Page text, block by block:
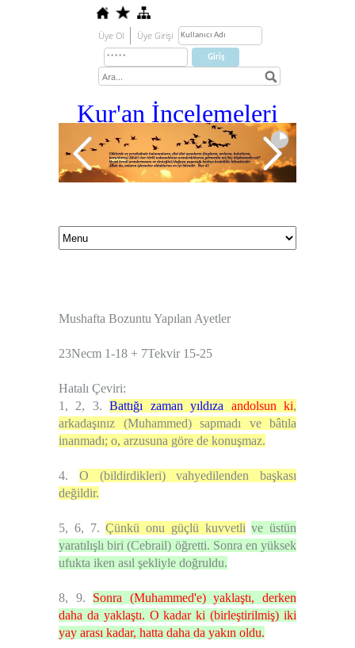
Üye Ol Üye Girişi
Kur'an İncelemeleri
Mushafta Bozuntu Yapılan Ayetler
23Necm 1-18 + 7Tekvir 15-25
Hatalı Çeviri:
1, 2, 3.Battığı zaman yıldıza andolsun ki,
arkadaşınız (Muhammed) sapmadı ve bâtıla
inanmadı; o, arzusuna göre de konuşmaz.
4. O (bildirdikleri) vahyedilenden başkası
değildir.
5, 6, 7.Çünkü onu güçlü kuvvetli ve üstün
yaratılışlı biri (Cebrail) öğretti. Sonra en yüksek
ufukta iken asıl şekliyle doğruldu.
8, 9. Sonra (Muhammed'e) yaklaştı, derken
daha da yaklaştı. O kadar ki (birleştirilmiş) iki
yay arası kadar, hatta daha da yakın oldu.